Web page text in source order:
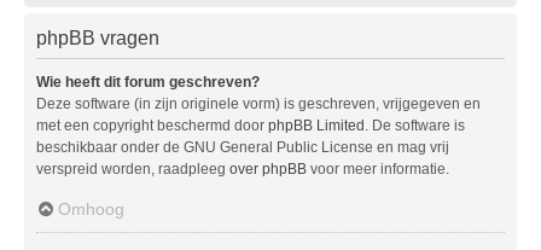
phpBB vragen
Wie heeft dit forum geschreven?
Deze software (in zijn originele vorm) is geschreven, vrijgegeven en
met een copyright beschermd door phpBB Limited . De software is
beschikbaar onder de GNU General Public License en mag vrij
verspreid worden, raadpleeg over phpBB voor meer informatie.
Omhoog